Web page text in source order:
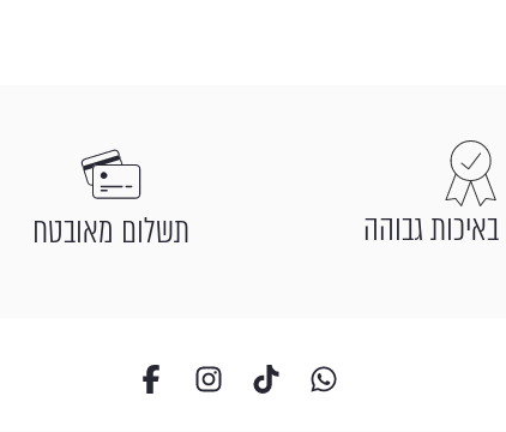
גבוהה תשלום מאובטח